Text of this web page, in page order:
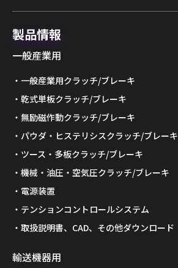
製品情報
一般産業用
一般産業用クラッチ/ブレーキ
乾式単板クラッチ/ブレーキ
無励磁作動クラッチ/ブレーキ
パウダ・ヒステリシスクラッチ/ブレーキ
ツース・多板クラッチ/ブレーキ
機械・油圧・空気圧クラッチ/ブレーキ
電源装置
テンションコントロールシステム
取扱説明書、CAD、その他ダウンロード
輸送機器用